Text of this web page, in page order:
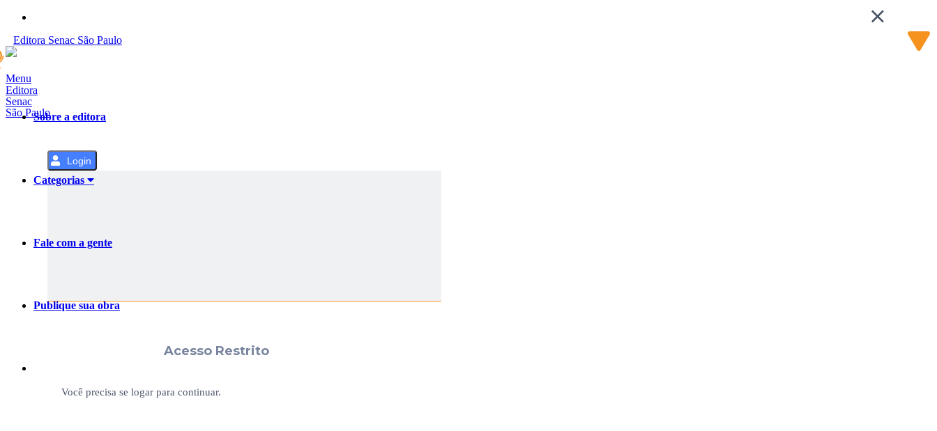
o
Editora Senac São Paulo
Menu
Editora
Senac
São PauloSobre a editora
Categorias
Fale com a gente
Publique sua obra
Login
Acesso Restrito
Você precisa se logar para continuar.